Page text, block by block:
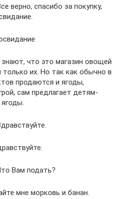
верно, спасибо за покупку,
что это магазин овощей
их. Но так как обычно в
продаются и ягоды,
сам предлагает детям-
Вам подать?
мне морковь и банан.